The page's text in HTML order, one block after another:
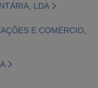
LDA
E COMÉRCIO,